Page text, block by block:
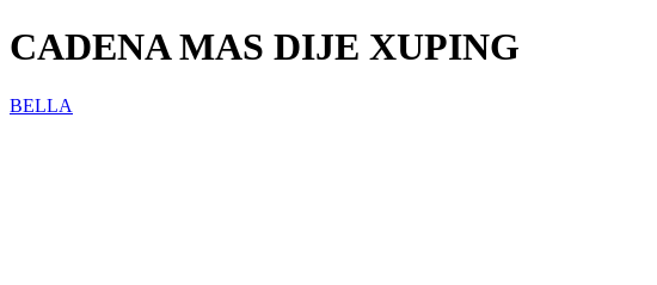
CADENA MAS DIJE XUPING
BELLA